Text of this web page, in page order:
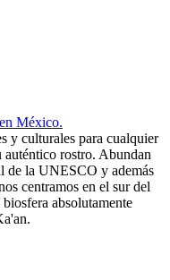
México.
y culturales para cualquier
rostro. Abundan
de la UNESCO y además
centramos en el sur del
absolutamente